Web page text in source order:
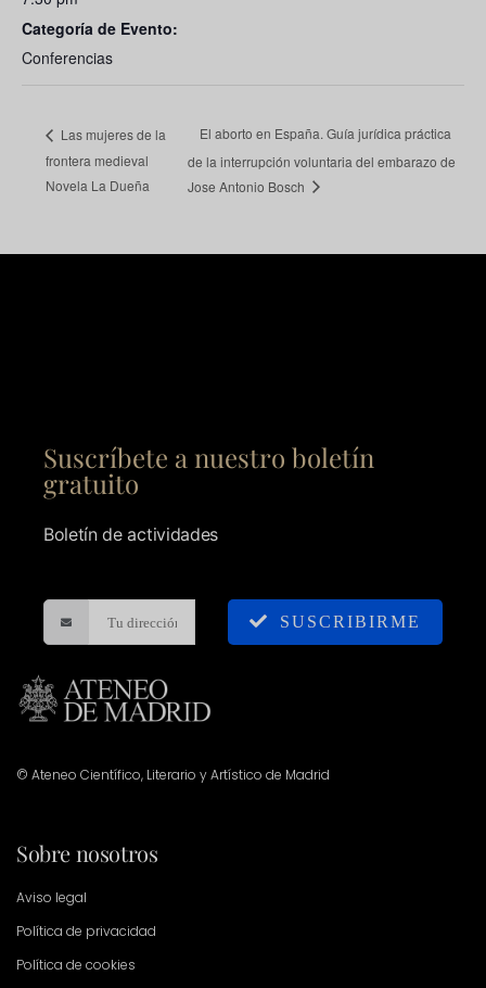
Categoría de Evento:
Conferencias
Las mujeres de la
frontera medieval
Novela La Dueña
El aborto en España. Guía jurídica práctica
de la interrupción voluntaria del embarazo de
Jose Antonio Bosch
Suscríbete a nuestro boletín
gratuito
Boletín de actividades
SUSCRIBIRME
© Ateneo Científico, Literario y Artístico de Madrid
Sobre nosotros
Aviso legal
Política de privacidad
Política de cookies